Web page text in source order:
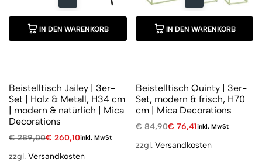
IN DEN WARENKORB
Beistelltisch Jailey | 3er-
Set | Holz & Metall, H34 cm
| modern & natürlich | Mica
Decorations
€289,00€ 260,10inkl. MwSt
zzgl. Versandkosten
IN DEN WARENKORB
Beistelltisch Quinty | 3er-
Set, modern & frisch, H70
cm | Mica Decorations
€84,90€ 76,41inkl. MwSt
zzgl. Versandkosten